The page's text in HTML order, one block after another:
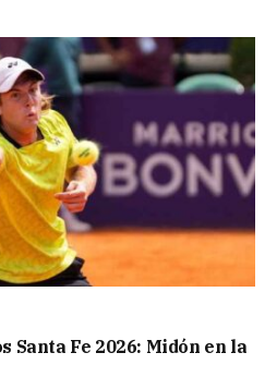
Santa Fe 2026: Midón en la